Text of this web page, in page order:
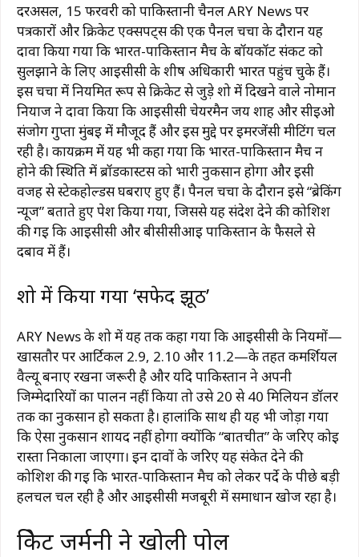
दरअसल, 15 फरवरी को पाकिस्तानी चैनल ARY News पर
पत्रकारों और क्रिकेट एक्सपर्ट्स की एक पैनल चर्चा के दौरान यह
दावा किया गया कि भारत-पाकिस्तान मैच के बॉयकॉट संकट को
सुलझाने के लिए आईसीसी के शीर्ष अधिकारी भारत पहुंच चुके हैं।
इस चर्चा में नियमित रूप से क्रिकेट से जुड़े शो में दिखने वाले नोमान
नियाज ने दावा किया कि आईसीसी चेयरमैन जय शाह और सीईओ
संजोग गुप्ता मुंबई में मौजूद हैं और इस मुद्दे पर इमरजेंसी मीटिंग चल
रही है। कार्यक्रम में यह भी कहा गया कि भारत-पाकिस्तान मैच न
होने की स्थिति में ब्रॉडकास्टर्स को भारी नुकसान होगा और इसी
वजह से स्टेकहोल्डर्स घबराए हुए हैं। पैनल चर्चा के दौरान इसे “ब्रेकिंग
न्यूज” बताते हुए पेश किया गया, जिससे यह संदेश देने की कोशिश
की गई कि आईसीसी और बीसीसीआई पाकिस्तान के फैसले से
दबाव में हैं।
शो में किया गया ‘सफेद झूठ’
ARY News के शो में यह तक कहा गया कि आईसीसी के नियमों—
खासतौर पर आर्टिकल 2.9, 2.10 और 11.2—के तहत कमर्शियल
वैल्यू बनाए रखना जरूरी है और यदि पाकिस्तान ने अपनी
जिम्मेदारियों का पालन नहीं किया तो उसे 20 से 40 मिलियन डॉलर
तक का नुकसान हो सकता है। हालांकि साथ ही यह भी जोड़ा गया
कि ऐसा नुकसान शायद नहीं होगा क्योंकि “बातचीत” के जरिए कोई
रास्ता निकाला जाएगा। इन दावों के जरिए यह संकेत देने की
कोशिश की गई कि भारत-पाकिस्तान मैच को लेकर पर्दे के पीछे बड़ी
हलचल चल रही है और आईसीसी मजबूरी में समाधान खोज रहा है।
क्रिकेट जर्मनी ने खोली पोल